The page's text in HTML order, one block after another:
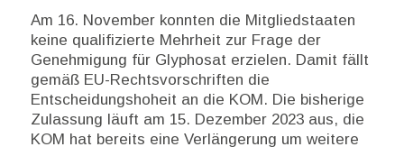
Am 16. November konnten die Mitgliedstaaten
keine qualifizierte Mehrheit zur Frage der
Genehmigung für Glyphosat erzielen. Damit fällt
gemäß EU-Rechtsvorschriften die
Entscheidungshoheit an die KOM. Die bisherige
Zulassung läuft am 15. Dezember 2023 aus, die
KOM hat bereits eine Verlängerung um weitere